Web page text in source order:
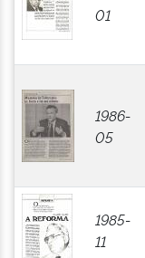
01
1986-
05
1985-
11